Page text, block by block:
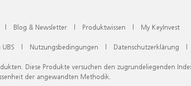
| Blog & Newsletter | Produktwissen | My KeyInvest
| Nutzungsbedingungen | Datenschutzerklärung |
Diese Produkte versuchen den zugrundeliegenden
der angewandten Methodik.